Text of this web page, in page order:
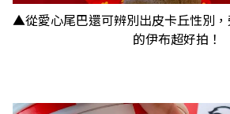
▲從愛心尾巴還可辨別出皮卡丘性別
的伊布超好拍！